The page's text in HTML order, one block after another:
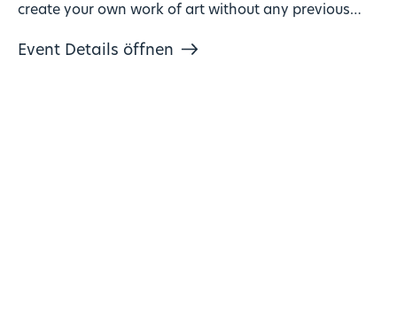
create your own work of art without any previous
Event Details öffnen